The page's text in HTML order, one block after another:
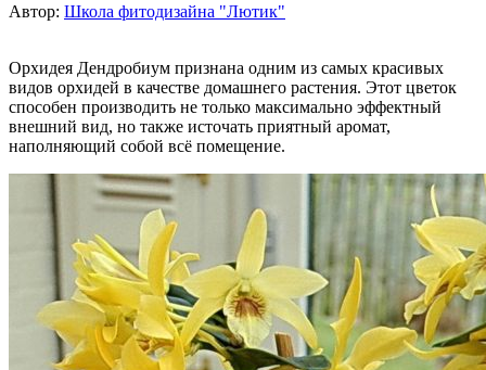
Автор: Школа фитодизайна "Лютик"
Орхидея Дендробиум признана одним из самых красивых
видов орхидей в качестве домашнего растения. Этот цветок
способен производить не только максимально эффектный
внешний вид, но также источать приятный аромат,
наполняющий собой всё помещение.